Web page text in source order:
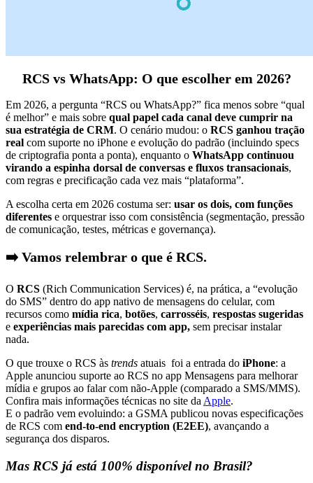
RCS vs WhatsApp: O que escolher em 2026?
Em 2026, a pergunta “RCS ou WhatsApp?” fica menos sobre “qual
é melhor” e mais sobre qual papel cada canal deve cumprir na
sua estratégia de CRM. O cenário mudou: o RCS ganhou tração
real com suporte no iPhone e evolução do padrão (incluindo specs
de criptografia ponta a ponta), enquanto o WhatsApp continuou
virando a espinha dorsal de conversas e fluxos transacionais,
com regras e precificação cada vez mais “plataforma”.
A escolha certa em 2026 costuma ser: usar os dois, com funções
diferentes e orquestrar isso com consistência (segmentação, pressão
de comunicação, testes, métricas e governança).
➡️ Vamos relembrar o que é RCS.
O RCS (Rich Communication Services) é, na prática, a “evolução
do SMS” dentro do app nativo de mensagens do celular, com
recursos como mídia rica, botões, carrosséis, respostas sugeridas
e experiências mais parecidas com app, sem precisar instalar
nada.
O que trouxe o RCS às trends atuais foi a entrada do iPhone: a
Apple anunciou suporte ao RCS no app Mensagens para melhorar
mídia e grupos ao falar com não-Apple (comparado a SMS/MMS).
Confira mais informações técnicas no site da Apple.
E o padrão vem evoluindo: a GSMA publicou novas especificações
de RCS com end-to-end encryption (E2EE), avançando a
segurança dos disparos.
Mas RCS já está 100% disponível no Brasil?